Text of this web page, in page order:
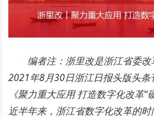
编者注：浙里改是浙江省委改
2021年8月30日浙江日报头版头条
《聚力重大应用 打造数字化改革
近半年来，浙江省数字化改革的